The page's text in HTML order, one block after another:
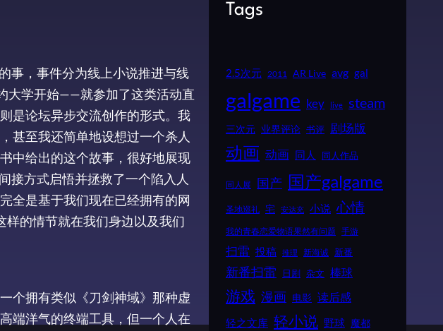
事，事件分为线上小说推进与线
大学开始——就参加了这类活动直
是论坛异步交流创作的形式。我
甚至我还简单地设想过一个杀人
中给出的这个故事，很好地展现
接方式启悟并拯救了一个陷入人
全是基于我们现在已经拥有的网
的情节就在我们身边以及我们
个拥有类似《刀剑神域》那种虚
端洋气的终端工具，但一个人在
Tags
2.5次元 2011 AR Live avg gal
galgame key live steam
三次元 业界评论 书评 剧场版
动画 动画 同人 同人作品
同人展 国产 国产galgame
圣地巡礼 宅 安达充 小说 心情
我的青春恋爱物语果然有问题 手游
扫雷 投稿 推理 新海诚 新番
新番扫雷 日剧 杂文 棒球
游戏 漫画 电影 读后感
轻之文库 轻小说 野球 魔都